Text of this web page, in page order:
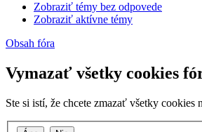
Zobraziť témy bez odpovede
Zobraziť aktívne témy
Obsah fóra
Vymazať všetky cookies
Ste si istí, že chcete zmazať všetky cookies